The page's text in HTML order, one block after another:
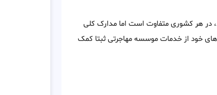
در هر کشوری متفاوت است اما مدارک کلی
های خود از خدمات موسسه مهاجرتی ثبتا کمک